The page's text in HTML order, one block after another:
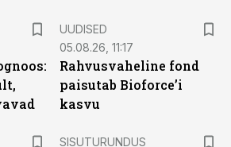
UUDISED
05.08.26, 11:17
Rahvusvaheline fond
paisutab Bioforce’i
kasvu
SISUTURUNDUS